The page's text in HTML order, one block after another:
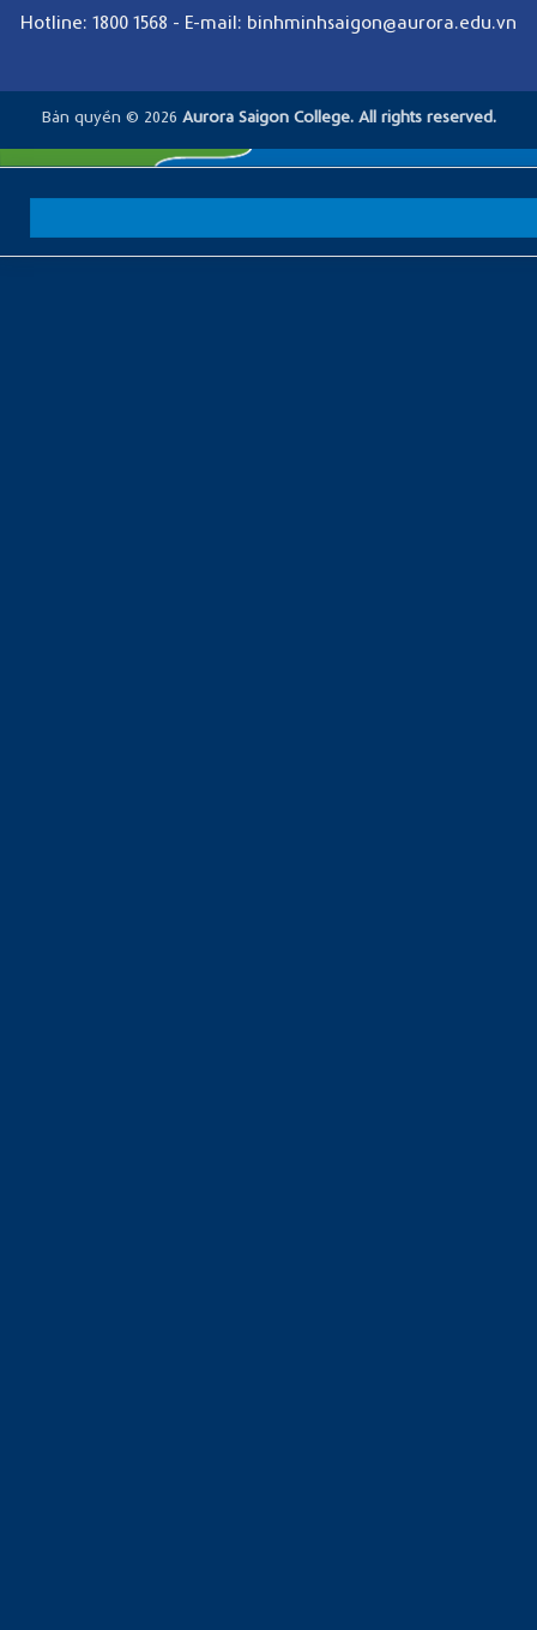
Hotline: 1800 1568 - E-mail: binhminhsaigon@aurora.edu.vn
Bản quyền © 2026 Aurora Saigon College. All rights reserved.